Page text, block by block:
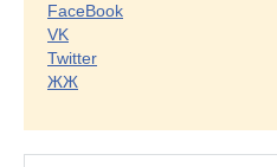
FaceBook
VK
Twitter
ЖЖ